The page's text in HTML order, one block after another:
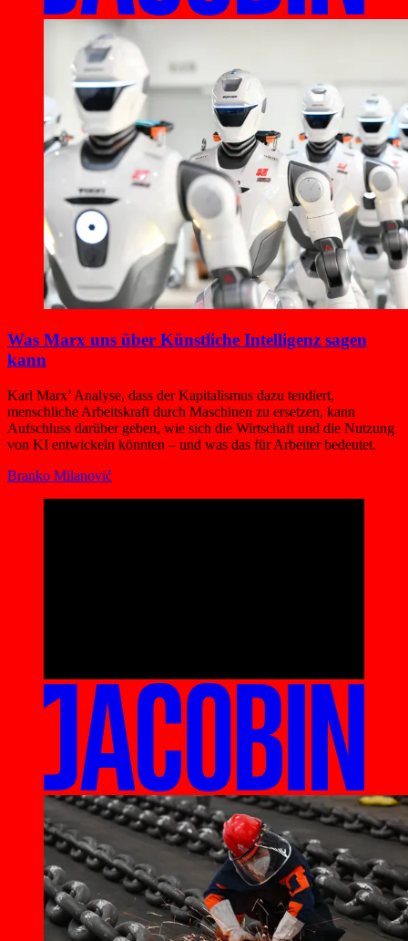
Was Marx uns über Künstliche Intelligenz sagen
kann
Karl Marx’ Analyse, dass der Kapitalismus dazu tendiert,
menschliche Arbeitskraft durch Maschinen zu ersetzen, kann
Aufschluss darüber geben, wie sich die Wirtschaft und die Nutzung
von KI entwickeln könnten – und was das für Arbeiter bedeutet.
Branko Milanović